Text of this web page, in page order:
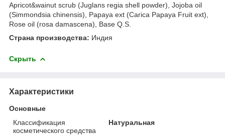
Apricot&wainut scrub (Juglans regia shell powder), Jojoba oil
(Simmondsia chinensis), Papaya ext (Carica Papaya Fruit ext),
Rose oil (rosa damascena), Base Q.S.
Страна производства: Индия
Скрыть
Характеристики
Основные
Классификация
косметического средства
Натуральная